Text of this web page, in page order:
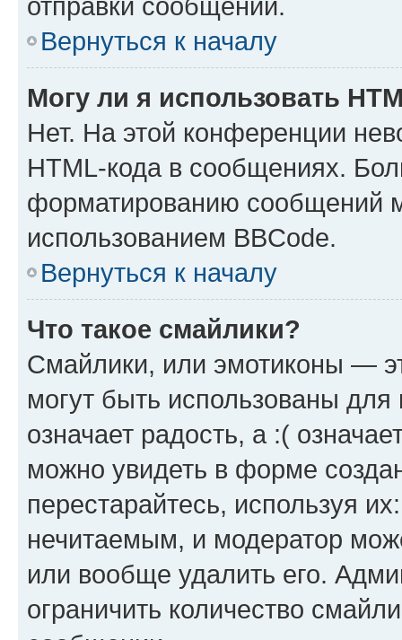
Вернуться к началу
Могу ли я использовать
Нет. На этой конференции
HTML-кода в сообщениях.
форматированию сообщений
использованием BBCode.
Вернуться к началу
Что такое смайлики?
Смайлики, или эмотиконы —
могут быть использованы
означает радость, а :(
можно увидеть в форме
перестарайтесь, используя
нечитаемым, и модератор
или вообще удалить его.
ограничить количество